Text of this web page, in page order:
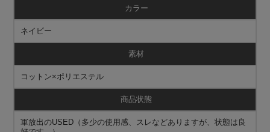
カラー
ネイビー
素材
コットン×ポリエステル
商品状態
軍放出のUSED（多少の使用感、スレなどありますが、状態は良